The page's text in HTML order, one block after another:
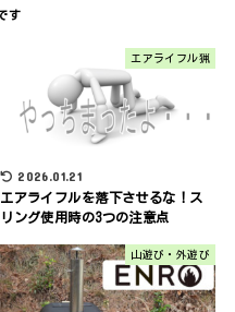
エアライフル猟
2026.01.21
エアライフルを落下させるな！ス
リング使用時の3つの注意点
山遊び・外遊び